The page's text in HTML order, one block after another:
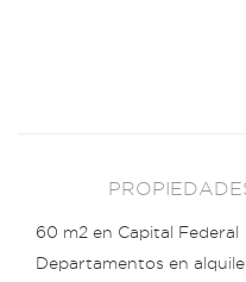
60 m2 en Capital Federal
Departamentos en